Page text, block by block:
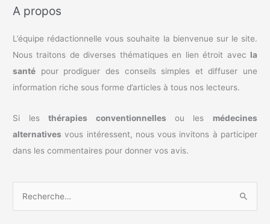
A propos
L’équipe rédactionnelle vous souhaite la bienvenue sur le site.
Nous traitons de diverses thématiques en lien étroit avec la
santé pour prodiguer des conseils simples et diffuser une
information riche sous forme d’articles à tous nos lecteurs.
Si lesthérapies conventionnelles ou les médecines
alternatives vous intéressent, nous vous invitons à participer
dans les commentaires pour donner vos avis.